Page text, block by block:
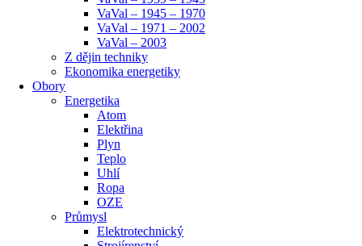
VaVal – 1945 – 1970
VaVal – 1971 – 2002
VaVal – 2003
Z dějin techniky
Ekonomika energetiky
Obory
Energetika
Atom
Elektřina
Plyn
Teplo
Uhlí
Ropa
OZE
Průmysl
Elektrotechnický